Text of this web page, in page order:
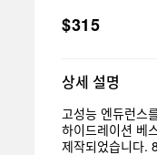
$315
상세 설명
고성능 엔듀런
하이드레이션 베
제작되었습니다.